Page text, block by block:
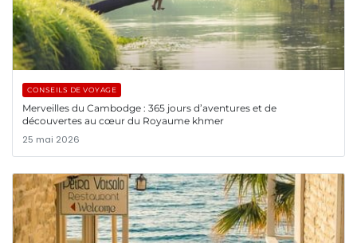
CONSEILS DE VOYAGE
Merveilles du Cambodge : 365 jours d’aventures et de
découvertes au cœur du Royaume khmer
25 mai 2026